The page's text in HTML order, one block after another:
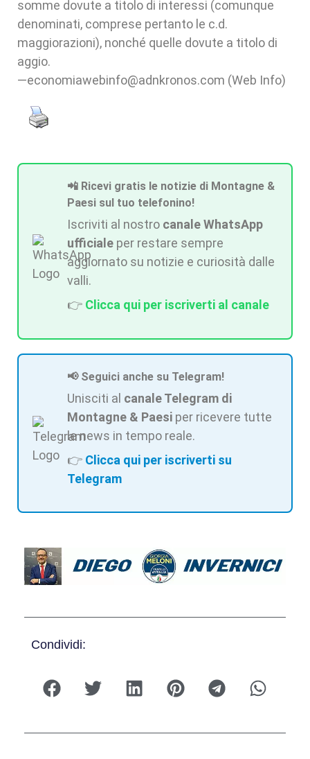
somme dovute a titolo di interessi (comunque
denominati, comprese pertanto le c.d.
maggiorazioni), nonché quelle dovute a titolo di
aggio.
—economiawebinfo@adnkronos.com (Web Info)
📲 Ricevi gratis le notizie di Montagne &
Paesi sul tuo telefonino!
Iscriviti al nostro canale WhatsApp
ufficiale per restare sempre
aggiornato su notizie e curiosità dalle
valli.
👉 Clicca qui per iscriverti al canale
📢 Seguici anche su Telegram!
Unisciti al canale Telegram di
Montagne & Paesi per ricevere tutte
le news in tempo reale.
👉 Clicca qui per iscriverti su
Telegram
Condividi: